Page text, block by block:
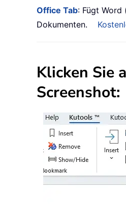
Office Tab: Fügt
Dokumenten.
Klicken Sie
Screenshot: